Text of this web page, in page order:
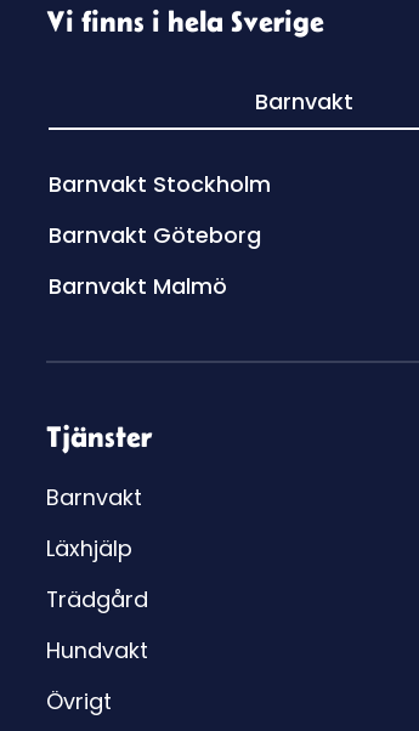
Vi finns i hela Sverige
Barnvakt
Barnvakt Stockholm
Barnvakt Göteborg
Barnvakt Malmö
Tjänster
Barnvakt
Läxhjälp
Trädgård
Hundvakt
Övrigt